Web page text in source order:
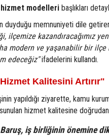
hizmet modelleri başlıkları
duyduğu memnuniyeti dile
ilçemize kazandıracağımız
modern ve yaşanabilir bir
edeceğiz"ifadelerini kullandı.
Kalitesini Artırır"
yapıldığı ziyarette, kamu
hizmet kalitesine doğrudan
Baruş, iş birliğinin önemine